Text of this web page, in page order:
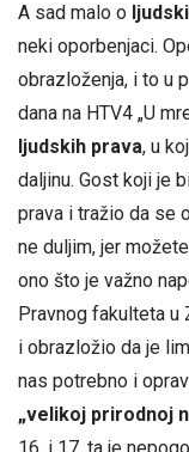
A sad malo o
neki oporbenjaci.
obrazloženja, i to u
dana na HTV4 „U
ljudskih prava, u
daljinu. Gost koji je
prava i tražio da se
ne duljim, jer
ono što je važno
Pravnog fakulteta
i obrazložio da je
nas potrebno i
„velikoj prirodnoj